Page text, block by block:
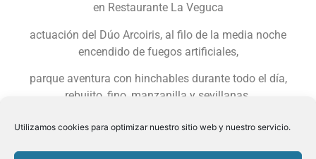
Utilizamos cookies para optimizar nuestro sitio web y nuestro servicio.
en Restaurante La Veguca
actuación del Dúo Arcoiris, al filo de la media noche
encendido de fuegos artificiales,
parque aventura con hinchables durante todo el día,
rebujito, fino, manzanilla y sevillanas.
Menú y espectáculo 20€